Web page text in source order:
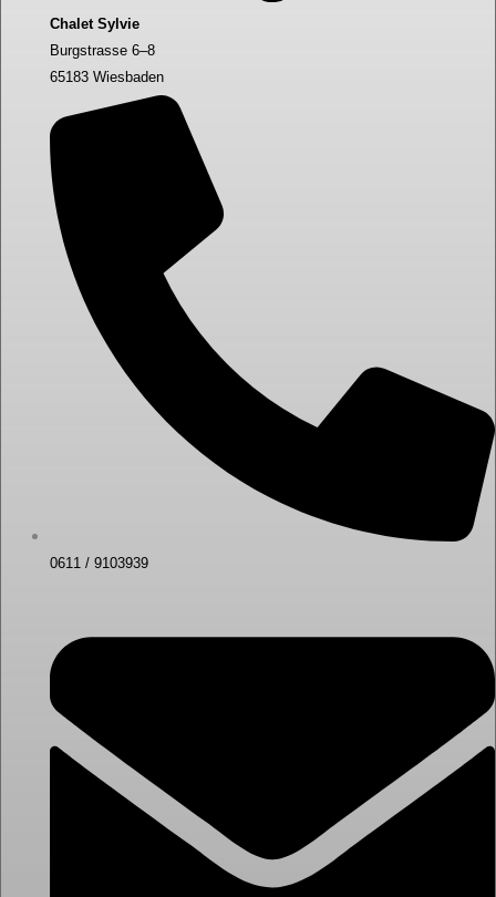
Chalet Sylvie
Burgstrasse 6–8
65183 Wiesbaden
0611 / 9103939